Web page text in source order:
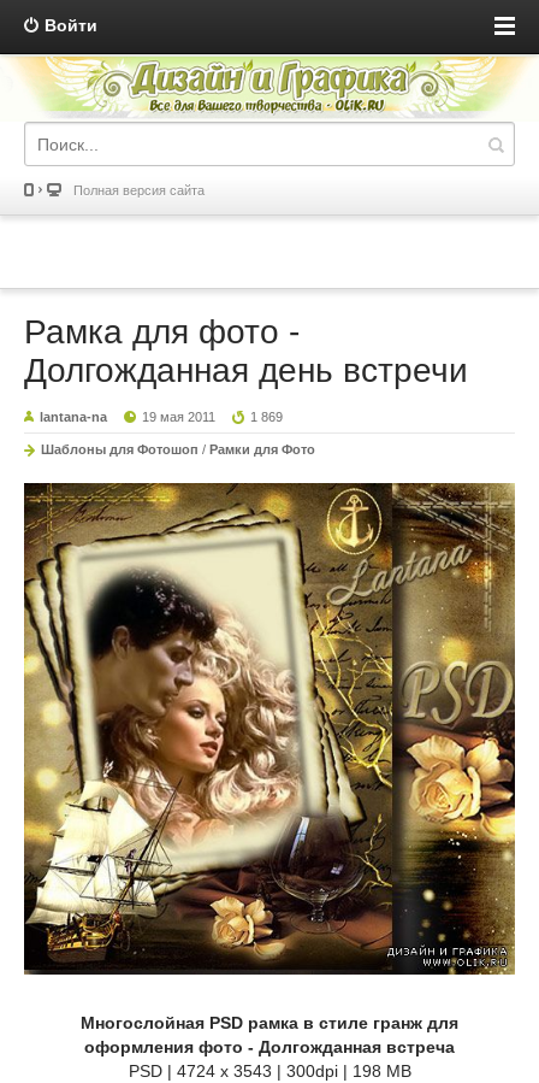
Войти
Полная версия сайта
Рамка для фото -
Долгожданная день встречи
lantana-na 19 мая 2011 1 869
Шаблоны для Фотошоп / Рамки для Фото
Многослойная PSD рамка в стиле гранж для
оформления фото - Долгожданная встреча
PSD | 4724 x 3543 | 300dpi | 198 MB